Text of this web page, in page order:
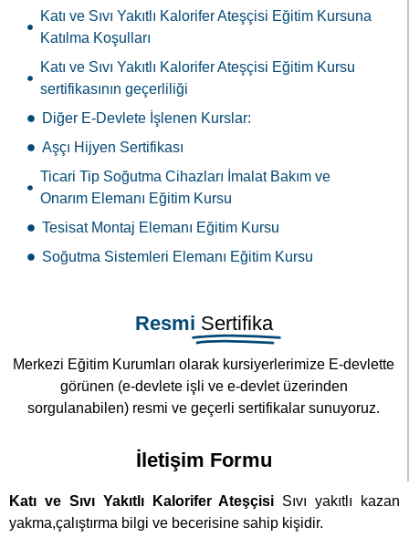
Katı ve Sıvı Yakıtlı Kalorifer Ateşçisi Eğitim Kursuna
Katılma Koşulları
Katı ve Sıvı Yakıtlı Kalorifer Ateşçisi Eğitim Kursu
sertifikasının geçerliliği
Diğer E-Devlete İşlenen Kurslar:
Aşçı Hijyen Sertifikası
Ticari Tip Soğutma Cihazları İmalat Bakım ve
Onarım Elemanı Eğitim Kursu
Tesisat Montaj Elemanı Eğitim Kursu
Soğutma Sistemleri Elemanı Eğitim Kursu
Resmi Sertifika
Merkezi Eğitim Kurumları olarak kursiyerlerimize E-devlette
görünen (e-devlete işli ve e-devlet üzerinden
sorgulanabilen) resmi ve geçerli sertifikalar sunuyoruz.
İletişim Formu
Katı ve Sıvı Yakıtlı Kalorifer Ateşçisi Sıvı yakıtlı kazan
yakma,çalıştırma bilgi ve becerisine sahip kişidir.